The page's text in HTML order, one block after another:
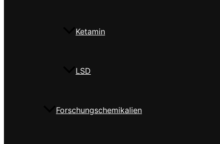
Ketamin
LSD
Forschungschemikalien